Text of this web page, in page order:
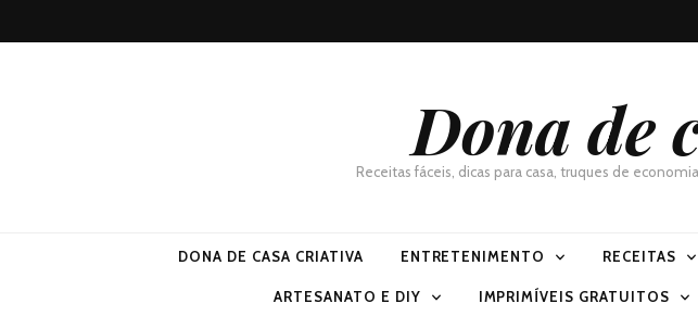
Dona de
Receitas fáceis, dicas para casa, truques de
DONA DE CASA CRIATIVA ENTRETENIMENTO RECEITAS
ARTESANATO E DIY IMPRIMÍVEIS GRATUITOS